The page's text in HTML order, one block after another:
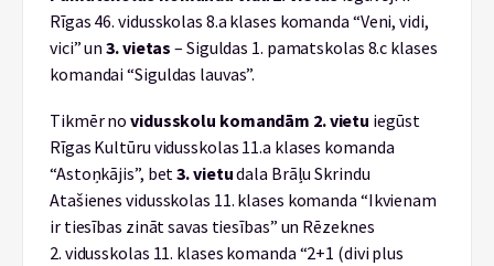
Rīgas 46. vidusskolas 8.a klases komanda “Veni, vidi,
vici” un3. vietas – Siguldas 1. pamatskolas 8.c klases
komandai “Siguldas lauvas”.
Tikmēr no vidusskolu komandām 2. vietu iegūst
Rīgas Kultūru vidusskolas 11.a klases komanda
“Astoņkājis”, bet3. vietudala Brāļu Skrindu
Atašienes vidusskolas 11. klases komanda “Ikvienam
ir tiesības zināt savas tiesības” un Rēzeknes
2. vidusskolas 11. klases komanda “2+1 (divi plus